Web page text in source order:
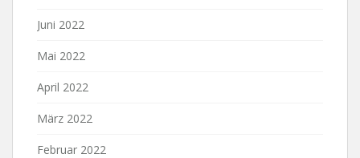
Juni 2022
Mai 2022
April 2022
März 2022
Februar 2022